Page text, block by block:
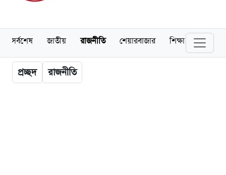
সর্বশেষ জাতীয় রাজনীতি শেয়ারবাজার শিক্ষা
প্রচ্ছদ রাজনীতি